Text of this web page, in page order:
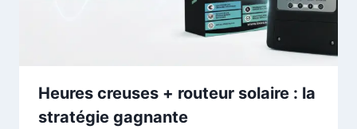
Heures creuses + routeur solaire : la
stratégie gagnante